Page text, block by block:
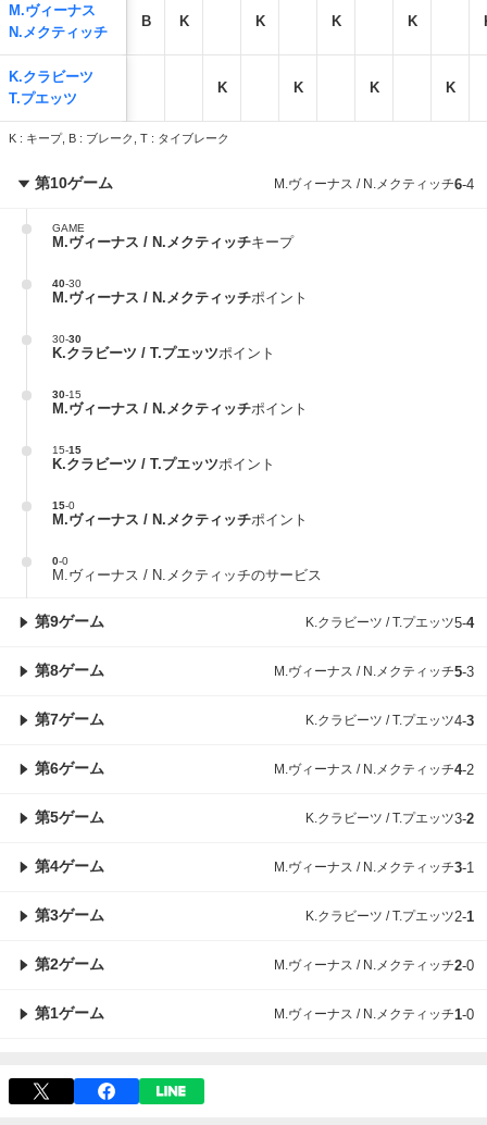
M.ヴィーナス
N.メクティッチ
B K K K K
K.クラビーツ
T.プエッツ
K K K K
K : キープ, B : ブレーク, T : タイブレーク
第10ゲーム M.ヴィーナス / N.メクティッチ6-4
GAME
M.ヴィーナス / N.メクティッチキープ
40-30
M.ヴィーナス / N.メクティッチポイント
30-30
K.クラビーツ / T.プエッツポイント
30-15
M.ヴィーナス / N.メクティッチポイント
15-15
K.クラビーツ / T.プエッツポイント
15-0
M.ヴィーナス / N.メクティッチポイント
0-0
M.ヴィーナス / N.メクティッチのサービス
第9ゲーム K.クラビーツ / T.プエッツ5-4
第8ゲーム M.ヴィーナス / N.メクティッチ5-3
第7ゲーム K.クラビーツ / T.プエッツ4-3
第6ゲーム M.ヴィーナス / N.メクティッチ4-2
第5ゲーム K.クラビーツ / T.プエッツ3-2
第4ゲーム M.ヴィーナス / N.メクティッチ3-1
第3ゲーム K.クラビーツ / T.プエッツ2-1
第2ゲーム M.ヴィーナス / N.メクティッチ2-0
第1ゲーム M.ヴィーナス / N.メクティッチ1-0